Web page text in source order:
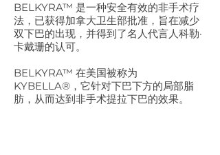
BELKYRA™ 是一种安全有效的非手术疗
法，已获得加拿大卫生部批准，旨在减少
双下巴的出现，并得到了名人代言人科勒·
卡戴珊的认可。
BELKYRA™ 在美国被称为
KYBELLA®，它针对下巴下方的局部脂
肪，从而达到非手术提拉下巴的效果。